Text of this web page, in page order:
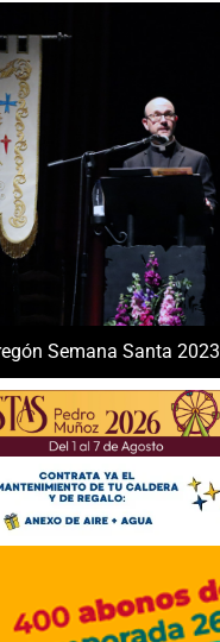
Semana Santa 2023